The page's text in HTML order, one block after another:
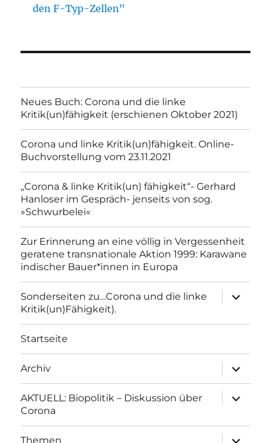
den F-Typ-Zellen"
Neues Buch: Corona und die linke
Kritik(un)fähigkeit (erschienen Oktober 2021)
Corona und linke Kritik(un)fähigkeit. Online-
Buchvorstellung vom 23.11.2021
„Corona & linke Kritik(un) fähigkeit“- Gerhard
Hanloser im Gespräch- jenseits von sog.
»Schwurbelei«
Zur Erinnerung an eine völlig in Vergessenheit
geratene transnationale Aktion 1999: Karawane
indischer Bauer*innen in Europa
Sonderseiten zu…Corona und die linke
Kritik(un)Fähigkeit).
anzeigen
Startseite
Archiv
anzeigen
AKTUELL: Biopolitik – Diskussion über
Corona
anzeigen
Themen